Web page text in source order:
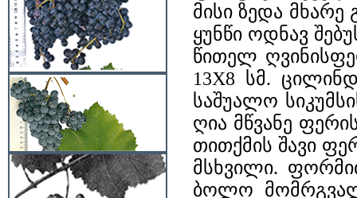
მისი ზედა
ყუნწი ოდნავ
წითელ
13X8 სმ.
საშუალო
ღია მწვანე
თითქმის შავი
მსხვილი.
ბოლო